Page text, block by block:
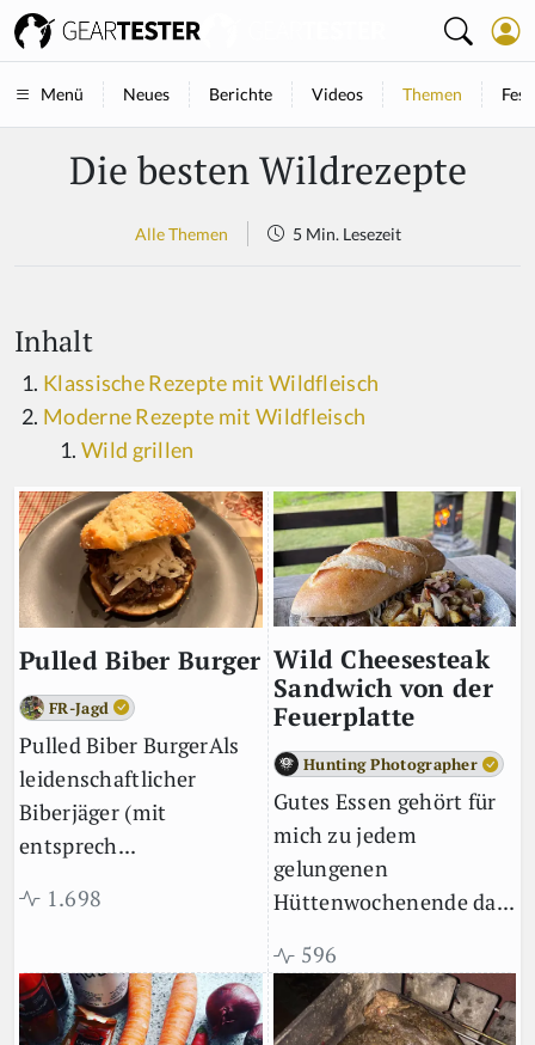
Menü Neues Berichte Videos Themen
Die besten Wildrezepte
Alle Themen 5 Min. Lesezeit
Inhalt
Klassische Rezepte mit Wildfleisch
Moderne Rezepte mit Wildfleisch
Wild grillen
Pulled Biber Burger
FR-Jagd
Pulled Biber BurgerAls
leidenschaftlicher
Biberjäger (mit
entsprech...
1.698
Wild Cheesesteak
Sandwich von der
Feuerplatte
Hunting Photographer
Gutes Essen gehört für
mich zu jedem
gelungenen
Hüttenwochenende da...
596